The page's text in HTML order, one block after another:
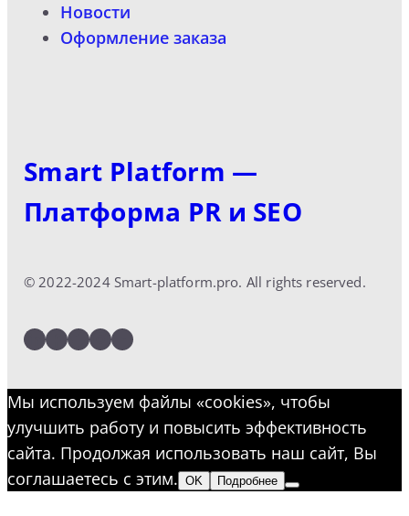
Новости
Оформление заказа
Smart Platform —
Платформа PR и SEO
© 2022-2024 Smart-platform.pro. All rights reserved.
LinkedIn
Facebook
Twitter
Instagram
YouTube
Мы используем файлы «cookies», чтобы
улучшить работу и повысить эффективность
сайта. Продолжая использовать наш сайт, Вы
соглашаетесь с этим. OK Подробнее